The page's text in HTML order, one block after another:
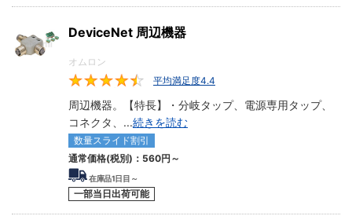
などの周辺機器があります。また、PLCとパソコンを接続する際
に使う変換器や、PLCの信号を変換して出力するアナログ信号絶
縁変換ユニットなども含まれます。
DeviceNet 周辺機器
オムロン
平均満足度4.4
周辺機器。【特長】・分岐タップ、電源専用タップ、
コネクタ、 ...続きを読む
数量スライド割引
通常価格(税別)： 560円 ～
在庫品1日目～
一部当日出荷可能